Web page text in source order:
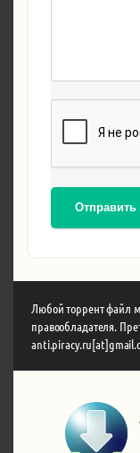
Любой торрент файл
правообладателя.